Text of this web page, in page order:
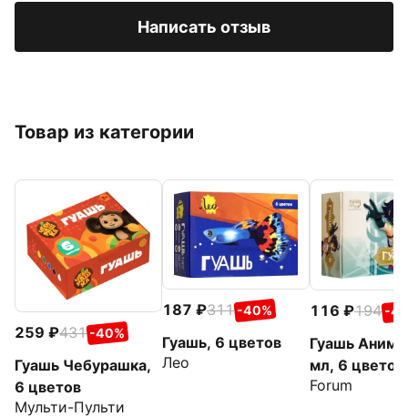
Написать отзыв
Товар из категории
259 431 -40%
Гуашь Чебурашка,
6 цветов
Мульти-Пульти
187 311 -40%
Гуашь, 6 цветов
Лео
116 194 -
Гуашь
мл, 6 цветов
Forum